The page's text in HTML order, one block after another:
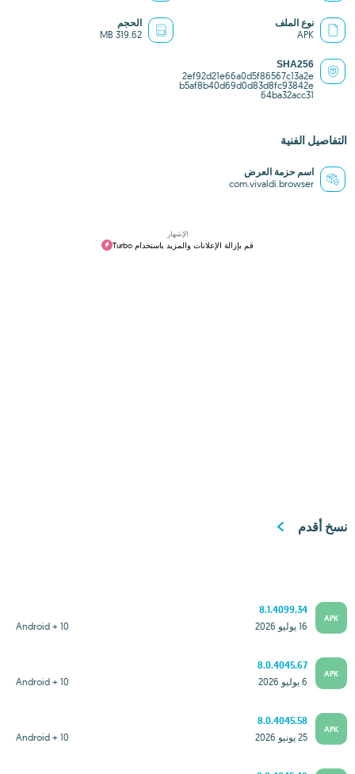
نوع الملف
APK
الحجم
319.62 MB
SHA256
2ef92d21e66a0d5f86567c13a2e
b5af8b40d69d0d83d8fc93842e
64ba32acc31
التفاصيل الفنية
اسم حزمة العرض
com.vivaldi.browser
الإشهار
قم بإزالة الإعلانات والمزيد باستخدام Turbo
نسخ أقدم
APK
8.1.4099.34
Android + 10 16 يوليو 2026
APK
8.0.4045.67
Android + 10 6 يوليو 2026
APK
8.0.4045.58
Android + 10 25 يونيو 2026